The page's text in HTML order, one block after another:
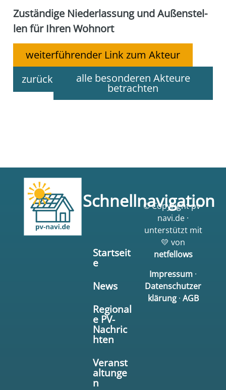
Zustän­di­ge Nie­der­las­sung und Außen­stel­
len für Ihren Wohn­ort
weiterführender Link zum Akteur
zurück
alle besonderen Akteure
betrachten
Schnellnavigation
Startseit
e
News
Regional
e PV-
Nachric
hten
Veranst
altunge
n
© Copyright pv-
navi.de ·
unterstützt mit
💛 von
netfellows
Impressum ·
Datenschutzer
klärung· AGB